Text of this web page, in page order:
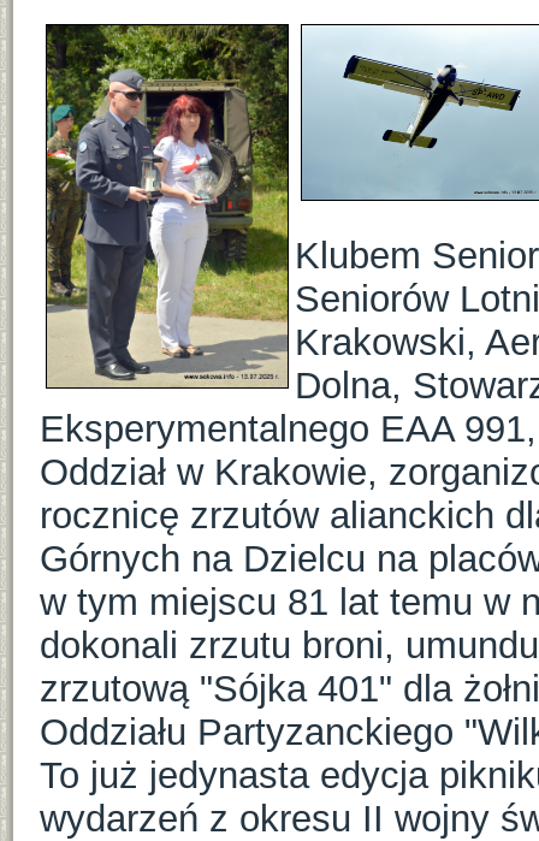
Klubem
Seniorów
Krakowski,
Dolna,
Eksperymentalnego EAA
Oddział w Krakowie,
rocznicę zrzutów alianckich
Górnych na Dzielcu na
w tym miejscu 81 lat temu w
dokonali zrzutu broni,
zrzutową "Sójka 401" dla
Oddziału Partyzanckiego
To już jedynasta edycja
wydarzeń z okresu II wojny